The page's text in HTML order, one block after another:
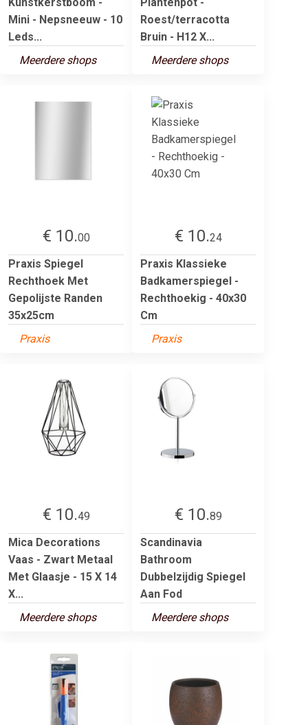
Mini - Nepsneeuw - 10
Leds...
Meerdere shops
Roest/terracotta
Bruin - H12 X...
Meerdere shops
€ 10.00
Praxis Spiegel
Rechthoek Met
Gepolijste Randen
35x25cm
Praxis
€ 10.24
Praxis Klassieke
Badkamerspiegel -
Rechthoekig - 40x30
Cm
Praxis
€ 10.49
Mica Decorations
Vaas - Zwart Metaal
Met Glaasje - 15 X 14
X...
Meerdere shops
€ 10.89
Scandinavia
Bathroom
Dubbelzijdig Spiegel
Aan Fod
Meerdere shops